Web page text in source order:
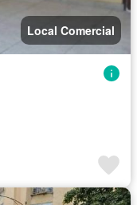
Local Comercial